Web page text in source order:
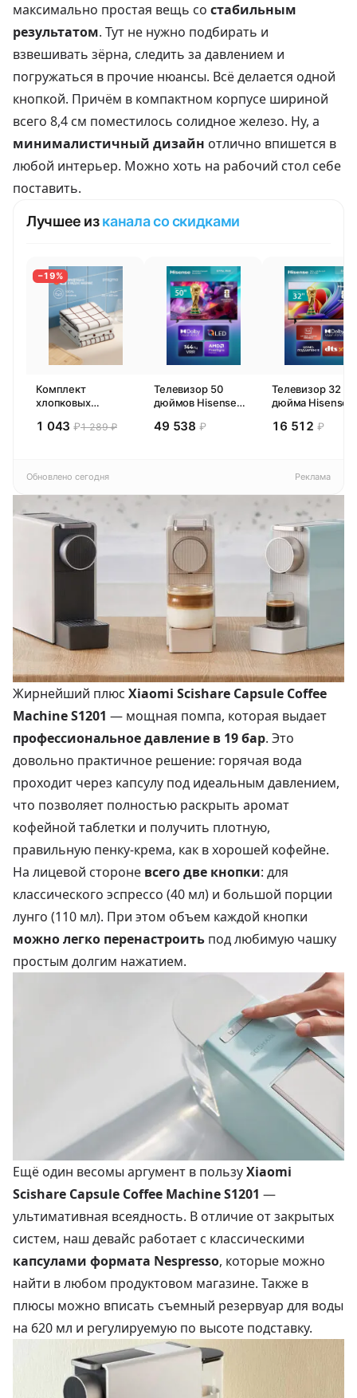
максимально простая вещь со стабильным
результатом. Тут не нужно подбирать и
взвешивать зёрна, следить за давлением и
погружаться в прочие нюансы. Всё делается одной
кнопкой. Причём в компактном корпусе шириной
всего 8,4 см поместилось солидное железо. Ну, а
минималистичный дизайн отлично впишется в
любой интерьер. Можно хоть на рабочий стол себе
поставить.
Лучшее изканала со скидками
−19%
Комплект
хлопковых
полотенец 4 шт,
1 043₽1 289 ₽
Телевизор 50
дюймов Hisense
(2026) Смарт ТВ
49 538 ₽
Телевизор 32
дюйма Hisense
Смарт ТВ HD
16 512 ₽
Обновлено сегодня Реклама
Жирнейший плюс Xiaomi Scishare Capsule Coffee
Machine S1201 — мощная помпа, которая выдает
профессиональное давление в 19 бар. Это
довольно практичное решение: горячая вода
проходит через капсулу под идеальным давлением,
что позволяет полностью раскрыть аромат
кофейной таблетки и получить плотную,
правильную пенку-крема, как в хорошей кофейне.
На лицевой стороне всего две кнопки: для
классического эспрессо (40 мл) и большой порции
лунго (110 мл). При этом объем каждой кнопки
можно легко перенастроить под любимую чашку
простым долгим нажатием.
Ещё один весомы аргумент в пользуXiaomi
Scishare Capsule Coffee Machine S1201 —
ультимативная всеядность. В отличие от закрытых
систем, наш девайс работает с классическими
капсулами формата Nespresso, которые можно
найти в любом продуктовом магазине. Также в
плюсы можно вписать съемный резервуар для воды
на 620 мл и регулируемую по высоте подставку.